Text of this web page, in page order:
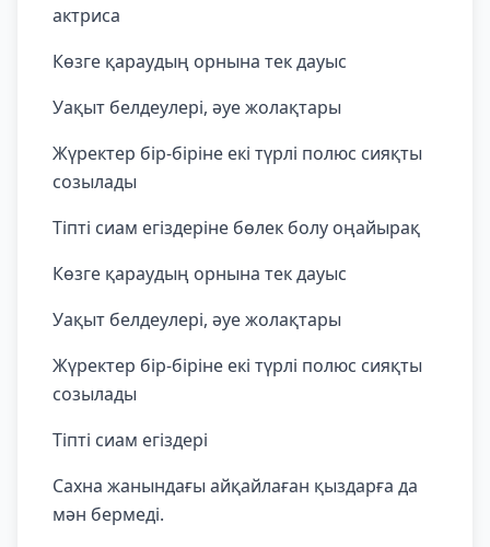
актриса
Көзге қараудың орнына тек дауыс
Уақыт белдеулері, әуе жолақтары
Жүректер бір-біріне екі түрлі полюс сияқты
созылады
Тіпті сиам егіздеріне бөлек болу оңайырақ
Көзге қараудың орнына тек дауыс
Уақыт белдеулері, әуе жолақтары
Жүректер бір-біріне екі түрлі полюс сияқты
созылады
Тіпті сиам егіздері
Сахна жанындағы айқайлаған қыздарға да
мән бермеді.